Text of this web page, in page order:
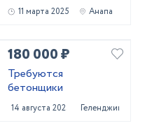
11 марта 2025 Анапа
180 000 ₽
Требуются
бетонщики
14 августа 2025 Геленджик